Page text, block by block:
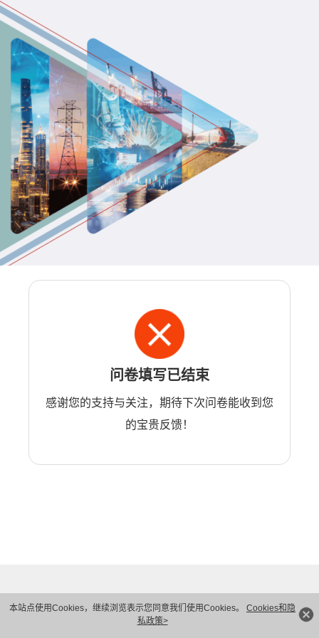
本站点使用Cookies，继续浏览表示您同意我们使用Cookies。 Cookies和隐
私政策>
问卷填写已结束
感谢您的支持与关注，期待下次问卷能收到您
的宝贵反馈！